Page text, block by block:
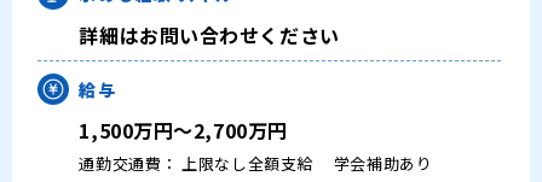
詳細はお問い合わせください
給与
1,500万円～2,700万円
通勤交通費： 上限なし全額支給 学会補助あり